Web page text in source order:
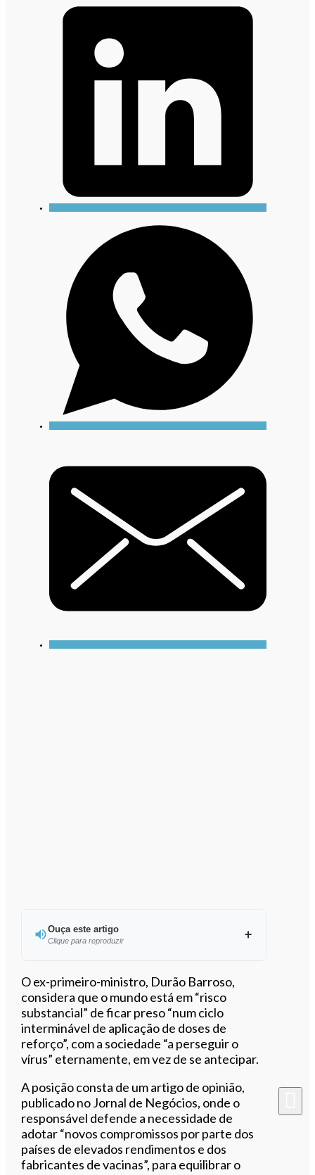
Ouça este artigo
Clique para reproduzir
Ouvir este artigo
O ex-primeiro-ministro, Durão Barroso,
considera que o mundo está em “risco
substancial” de ficar preso “num ciclo
interminável de aplicação de doses de
reforço”, com a sociedade “a perseguir o
vírus” eternamente, em vez de se antecipar.
A posição consta de um artigo de opinião,
publicado no Jornal de Negócios, onde o
responsável defende a necessidade de
adotar “novos compromissos por parte dos
países de elevados rendimentos e dos
fabricantes de vacinas”, para equilibrar o